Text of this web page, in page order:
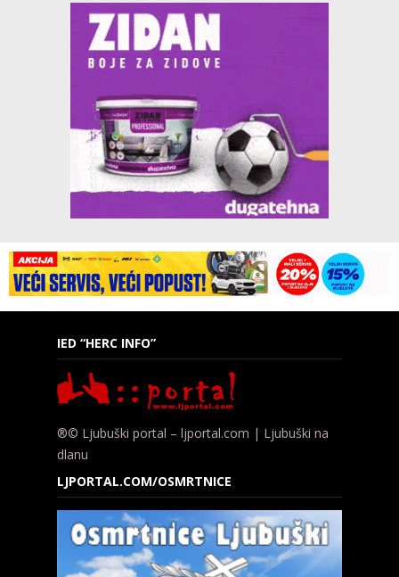
IED “HERC INFO”
®© Ljubuški portal – ljportal.com | Ljubuški na
dlanu
LJPORTAL.COM/OSMRTNICE